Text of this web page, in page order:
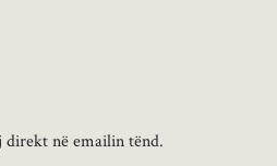
në emailin tënd.